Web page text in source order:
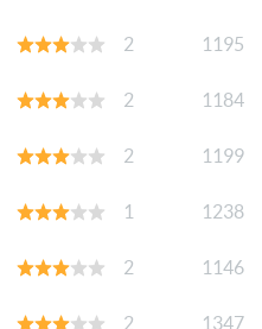
2 1195
2 1184
2 1199
1 1238
2 1146
2 1347